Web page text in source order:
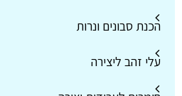
הכנת סבונים ונרות
עלי זהב ליצירה